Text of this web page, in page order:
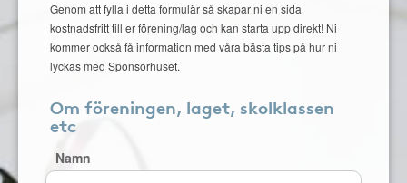
Genom att fylla i detta formulär så skapar ni en sida
kostnadsfritt till er förening/lag och kan starta upp direkt! Ni
kommer också få information med våra bästa tips på hur ni
lyckas med Sponsorhuset.
Om föreningen, laget, skolklassen
etc
Namn